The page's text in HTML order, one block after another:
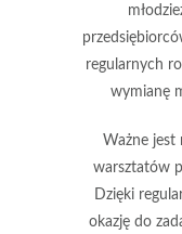
regularnych
wymianę
Ważne jest
warsztatów
Dzięki
okazję do